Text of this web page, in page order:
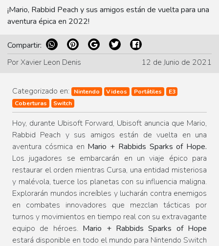
¡Mario, Rabbid Peach y sus amigos están de vuelta para una
aventura épica en 2022!
Compartir:
12 de Junio de 2021
Por Xavier Leon Denis
Categorizado en: Nintendo Videos Portátiles
E3
Coberturas
Switch
Hoy, durante Ubisoft Forward, Ubisoft anuncia que Mario,
Rabbid Peach y sus amigos están de vuelta en una
aventura cósmica en Mario + Rabbids Sparks of Hope.
Los jugadores se embarcarán en un viaje épico para
restaurar el orden mientras Cursa, una entidad misteriosa
y malévola, tuerce los planetas con su influencia maligna.
Explorarán mundos increíbles y lucharán contra enemigos
en combates innovadores que mezclan tácticas por
turnos y movimientos en tiempo real con su extravagante
equipo de héroes. Mario + Rabbids Sparks of Hope
estará disponible en todo el mundo para Nintendo Switch